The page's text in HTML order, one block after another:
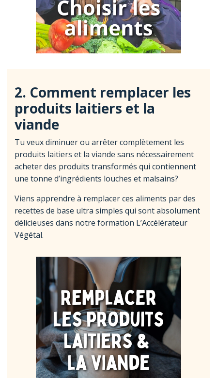
2. Comment remplacer les
produits laitiers et la
viande
Tu veux diminuer ou arrêter complètement les
produits laitiers et la viande sans nécessairement
acheter des produits transformés qui contiennent
une tonne d’ingrédients louches et malsains?
Viens apprendre à remplacer ces aliments par des
recettes de base ultra simples qui sont absolument
délicieuses dans notre formation L’Accélérateur
Végétal.